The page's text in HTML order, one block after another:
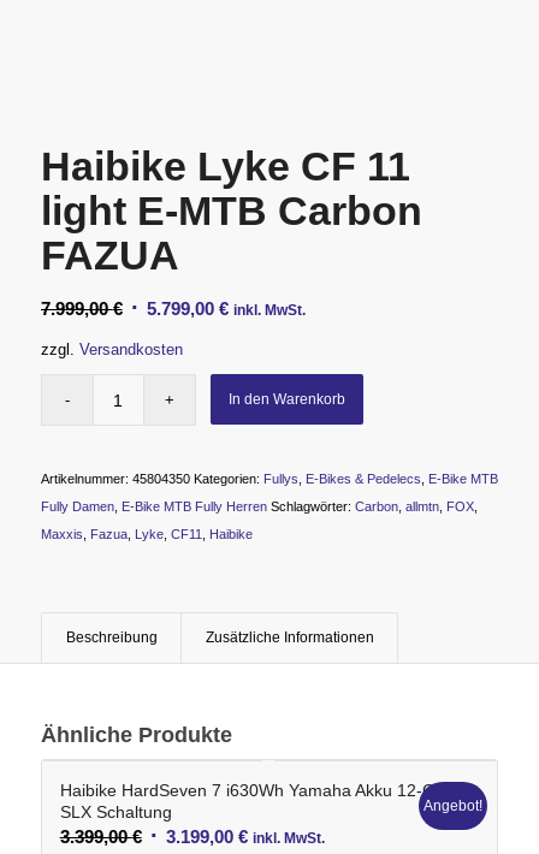
Haibike Lyke CF 11
light E-MTB Carbon
FAZUA
7.999,00€ Ursprünglicher
7.999,00 €
5.799,00 €Aktueller
5.799,00 €.
inkl. MwSt.
zzgl. Versandkosten
In den Warenkorb
Artikelnummer: 45804350 Kategorien: Fullys E-Bikes & Pedelecs
E-Bike MTB
Fully Damen, E-Bike MTB Fully Herren Schlagwörter: Carbon, allmtn, FOX,
Maxxis
Fazua, Lyke, CF11 Haibike
Beschreibung Zusätzliche Informationen
Ähnliche Produkte
Haibike HardSeven 7 i630Wh Yamaha Akku 12-G
SLX Schaltung
3.399,00€ Ursprünglicher
3.199,00 €Aktueller
inkl. MwSt.
Angebot!